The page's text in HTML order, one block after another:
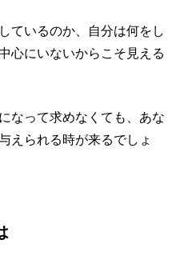
ているのか、自分は何をし
心にいないからこそ見える
なって求めなくても、あな
えられる時が来るでしょ